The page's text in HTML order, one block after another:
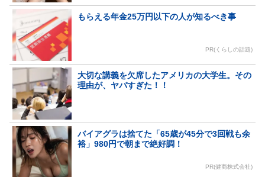
もらえる年金25万円以下の人が知るべき事
PR(くらしの話題)
大切な講義を欠席したアメリカの大学生。その
理由が、ヤバすぎた！！
バイアグラは捨てた「65歳が45分で3回戦も余
裕」980円で朝まで絶好調！
PR(健商株式会社)